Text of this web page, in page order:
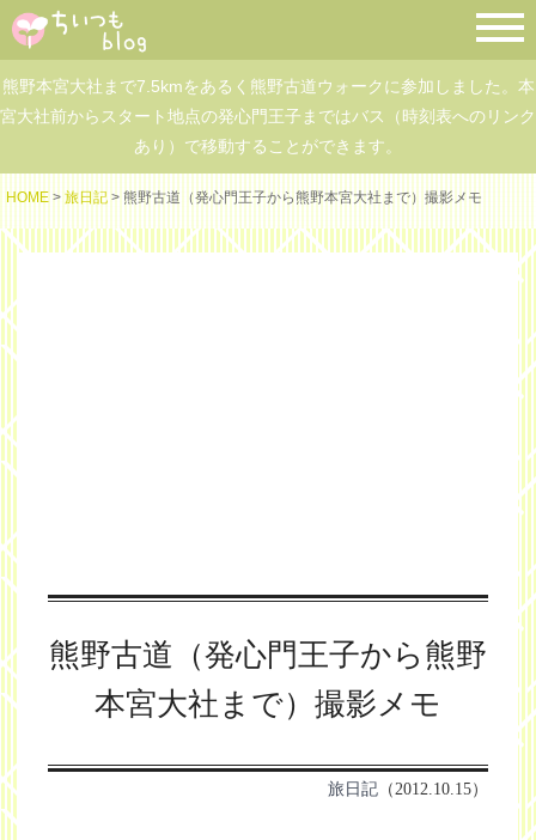
熊野本宮大社まで7.5kmをあるく熊野古道ウォークに参加しました。本
宮大社前からスタート地点の発心門王子まではバス（時刻表へのリンク
あり）で移動することができます。
HOME > 旅日記 > 熊野古道（発心門王子から熊野本宮大社まで）撮影メモ
熊野古道（発心門王子から熊野
本宮大社まで）撮影メモ
旅日記 （2012.10.15）